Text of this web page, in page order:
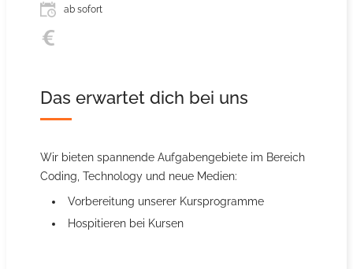
ab sofort
Das erwartet dich bei uns
Wir bieten spannende Aufgabengebiete im Bereich
Coding, Technology und neue Medien:
Vorbereitung unserer Kursprogramme
Hospitieren bei Kursen